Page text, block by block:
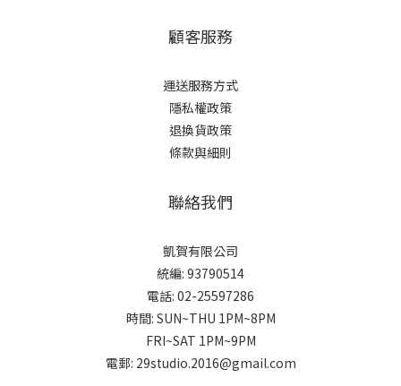
顧客服務
運送服務方式
隱私權政策
退換貨政策
條款與細則
聯絡我們
凱賀有限公司
統編: 93790514
電話: 02-25597286
時間: SUN~THU 1PM~8PM
FRI~SAT 1PM~9PM
電郵: 29studio.2016@gmail.com